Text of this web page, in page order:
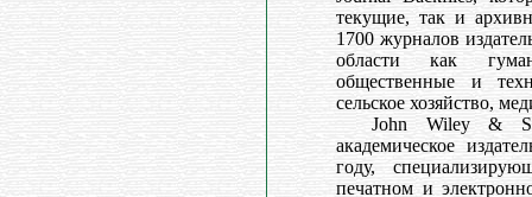
текущие, так и
1700 журналов
области как
общественные и
сельское хозяйство,
John Wiley &
академическое
году,
печатном и